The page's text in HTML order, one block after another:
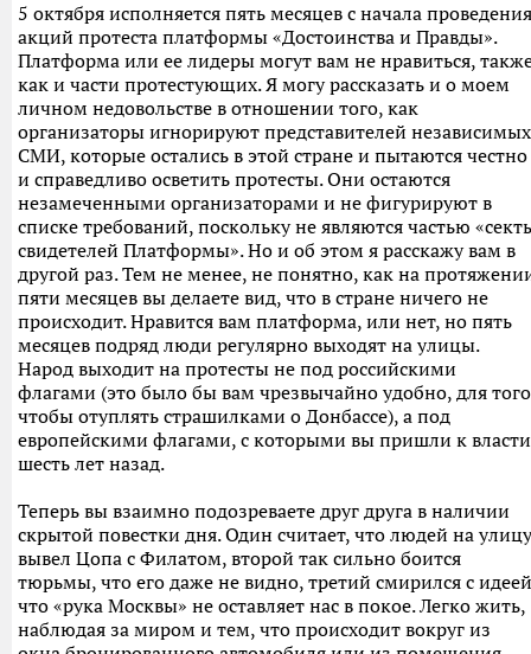
5 октября исполняется пять месяцев с начала проведения
акций протеста платформы «Достоинства и Правды».
Платформа или ее лидеры могут вам не нравиться,
как и части протестующих. Я могу рассказать и о моем
личном недовольстве в отношении того, как
организаторы игнорируют представителей независимых
СМИ, которые остались в этой стране и пытаются честно
и справедливо осветить протесты. Они остаются
незамеченными организаторами и не фигурируют в
списке требований, поскольку не являются частью
свидетелей Платформы». Но и об этом я расскажу вам в
другой раз. Тем не менее, не понятно, как на
пяти месяцев вы делаете вид, что в стране ничего не
происходит. Нравится вам платформа, или нет, но пять
месяцев подряд люди регулярно выходят на улицы.
Народ выходит на протесты не под российскими
флагами (это было бы вам чрезвычайно удобно, для
чтобы отуплять страшилками о Донбассе), а под
европейскими флагами, с которыми вы пришли к власти
шесть лет назад.
Теперь вы взаимно подозреваете друг друга в наличии
скрытой повестки дня. Один считает, что людей на улицу
вывел Цопа с Филатом, второй так сильно боится
тюрьмы, что его даже не видно, третий смирился с
что «рука Москвы» не оставляет нас в покое. Легко жить,
наблюдая за миром и тем, что происходит вокруг из